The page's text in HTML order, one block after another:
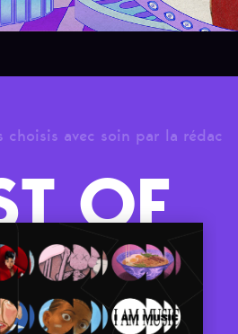
choisis avec soin par la rédac
OF